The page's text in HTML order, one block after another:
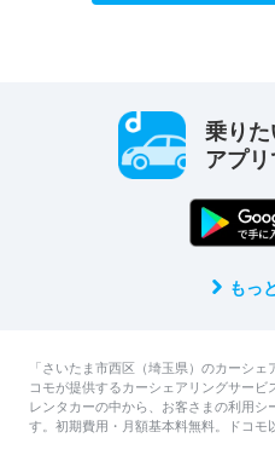
乗り
アプリ
もっ
「さいたま市西区（埼玉県）のカーシ
コモが提供するカーシェアリングサービ
レンタカーの中から、お客さまの利用シ
す。初期費用・月額基本料無料。ドコモ